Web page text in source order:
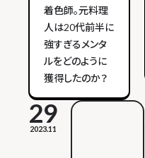
着色師。元料理
人は20代前半に
強すぎるメンタ
ルをどのように
獲得したのか？
29
2023.11